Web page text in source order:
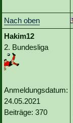
Nach oben
Hakim12
2. Bundesliga
Anmeldungsdatum:
24.05.2021
Beiträge: 370